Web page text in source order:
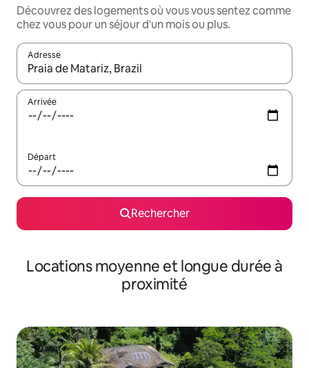
Découvrez des logements où vous vous sentez comme
chez vous pour un séjour d'un mois ou plus.
Adresse
Lorsque les résultats s'affichent, utilisez les flèches vers le
Arrivée
Départ
Rechercher
Locations moyenne et longue durée à
proximité